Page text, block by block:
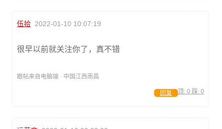
伍拾 2022-01-10 10:07:19
很早以前就关注你了，真不错
跟帖来自电脑端 · 中国江西南昌
顶: 0 踩: 0
回复